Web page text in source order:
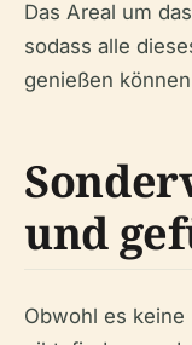
Das Areal um
sodass alle
genießen
und
Obwohl es